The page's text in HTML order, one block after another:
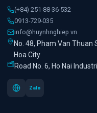
(+84) 251-88-36-532
0913-729-035
info@huynhnghiep.vn
No. 48, Pham Van Thuan
Hoa City
Road No. 6, Ho Nai
Zalo